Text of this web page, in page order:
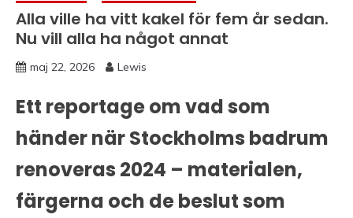
Alla ville ha vitt kakel för fem år sedan.
Nu vill alla ha något annat
maj 22, 2026 Lewis
Ett reportage om vad som
händer när Stockholms badrum
renoveras 2024 – materialen,
färgerna och de beslut som